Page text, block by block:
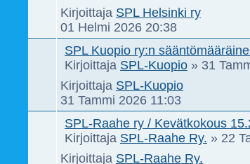
Kirjoittaja SPL Helsinki ry
01 Helmi 2026 20:38
SPL Kuopio ry:n
Kirjoittaja SPL-Kuopio » 31
Kirjoittaja SPL-Kuopio
31 Tammi 2026 11:03
SPL-Raahe ry / Kevätkokous
Kirjoittaja SPL-Raahe Ry. » 22
Kirjoittaja SPL-Raahe Ry.